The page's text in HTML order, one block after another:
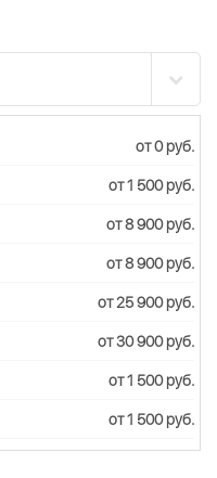
от 0 руб.
от 1 500 руб.
от 8 900 руб.
от 8 900 руб.
от 25 900 руб.
от 30 900 руб.
от 1 500 руб.
от 1 500 руб.